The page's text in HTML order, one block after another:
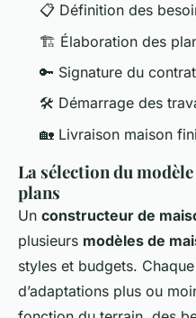
📋 Définition des
🏗️ Élaboration des
🔑 Signature du
🛠️ Démarrage des
🏡 Livraison maison
La sélection du
plans
Un constructeur de
plusieurs modèles de
styles et budgets.
d’adaptations plus ou